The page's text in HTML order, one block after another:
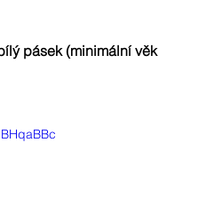
pásek (minimální věk